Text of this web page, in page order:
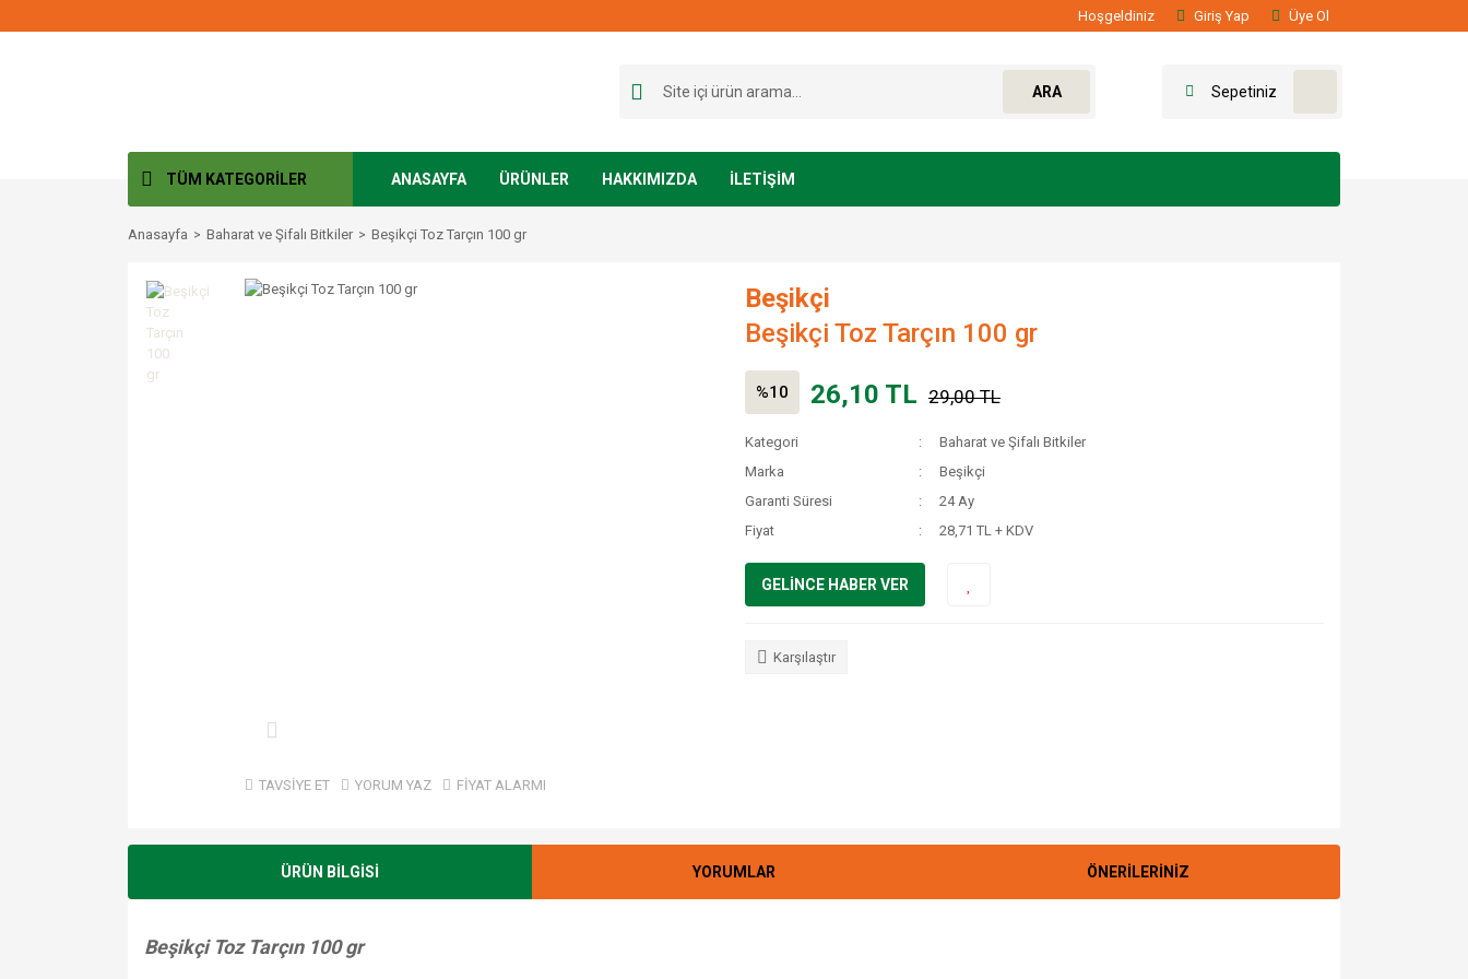
Hoşgeldiniz Giriş Yap Üye Ol
ARA Sepetiniz
TÜM KATEGORİLER ANASAYFA ÜRÜNLER HAKKIMIZDA İLETİŞİM
Anasayfa Baharat ve Şifalı Bitkiler Beşikçi Toz Tarçın 100 gr
TAVSİYE ET YORUM YAZ FİYAT ALARMI
Beşikçi
Beşikçi Toz Tarçın 100 gr
%10 26,10 TL 29,00 TL
Kategori
Baharat ve Şifalı Bitkiler
Marka
Beşikçi
Garanti Süresi
24 Ay
Fiyat
28,71 TL + KDV
GELİNCE HABER VER
Karşılaştır
ÜRÜN BİLGİSİ YORUMLAR ÖNERİLERİNİZ
Beşikçi Toz Tarçın 100 gr